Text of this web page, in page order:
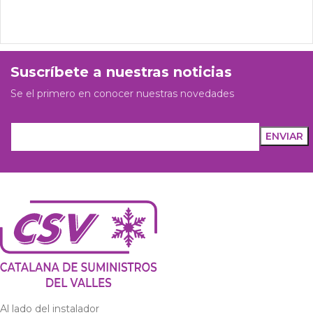
Suscríbete a nuestras noticias
Se el primero en conocer nuestras novedades
Al lado del instalador